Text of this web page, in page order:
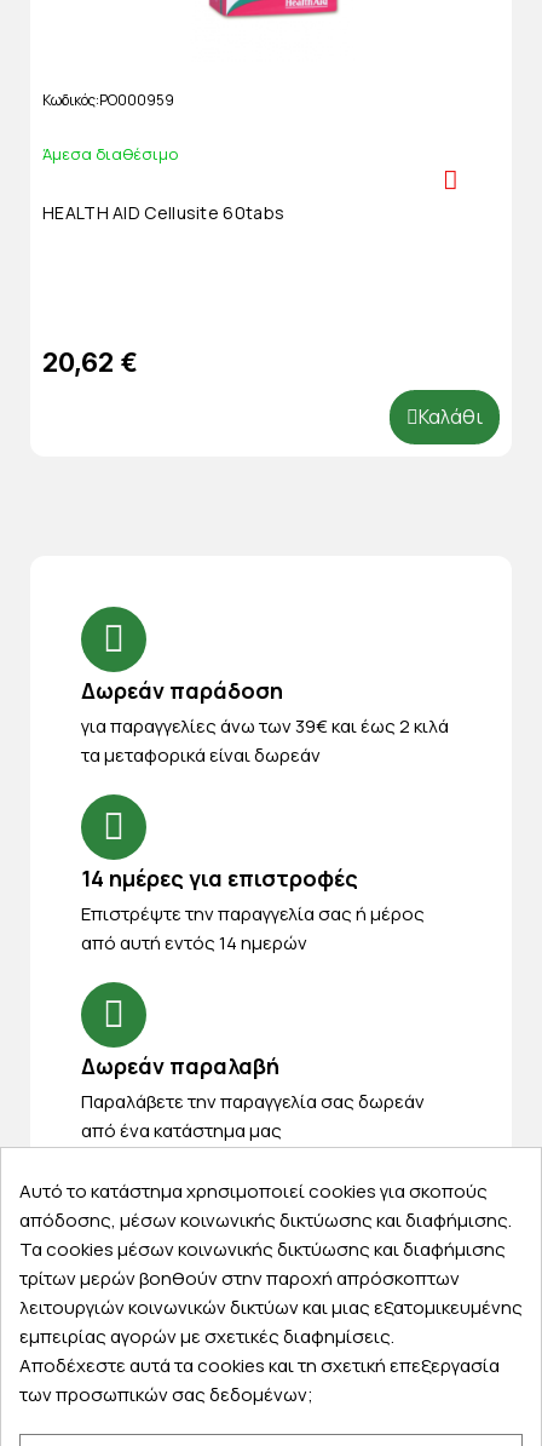
Κωδικός PO000959
Άμεσα διαθέσιμο
HEALTH AID Cellusite 60tabs
20,62 €
Καλάθι
Δωρεάν παράδοση
για παραγγελίες άνω των 39€ και έως 2 κιλά
τα μεταφορικά είναι δωρεάν
14 ημέρες για επιστροφές
Eπιστρέψτε την παραγγελία σας ή μέρος
από αυτή εντός 14 ημερών
Δωρεάν παραλαβή
Παραλάβετε την παραγγελία σας δωρεάν
από ένα κατάστημα μας
Express αποστολές
Κάντε σήμερα την παραγγελία σας και
παραλάβετε αύριο στην πόρτα σας
Αυτό το κατάστημα χρησιμοποιεί cookies για σκοπούς
απόδοσης, μέσων κοινωνικής δικτύωσης και διαφήμισης.
Τα cookies μέσων κοινωνικής δικτύωσης και διαφήμισης
τρίτων μερών βοηθούν στην παροχή απρόσκοπτων
λειτουργιών κοινωνικών δικτύων και μιας εξατομικευμένης
εμπειρίας αγορών με σχετικές διαφημίσεις.
Αποδέχεστε αυτά τα cookies και τη σχετική επεξεργασία
των προσωπικών σας δεδομένων;